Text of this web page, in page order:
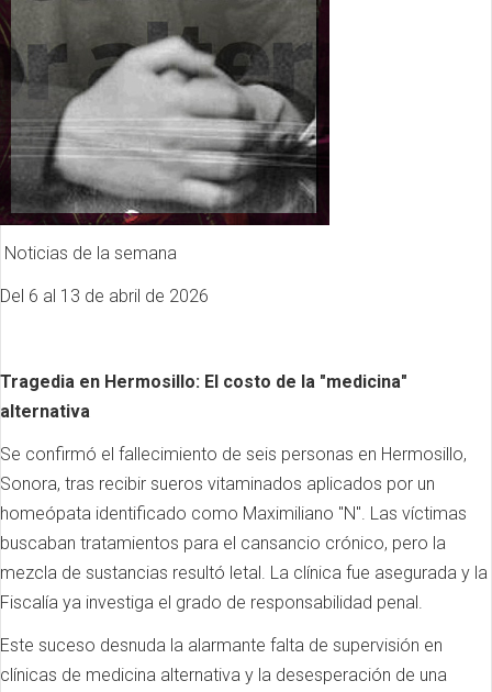
Noticias de la semana
Del 6 al 13 de abril de 2026
Tragedia en Hermosillo: El costo de la "medicina"
alternativa
Se confirmó el fallecimiento de seis personas en Hermosillo,
Sonora, tras recibir sueros vitaminados aplicados por un
homeópata identificado como Maximiliano "N". Las víctimas
buscaban tratamientos para el cansancio crónico, pero la
mezcla de sustancias resultó letal. La clínica fue asegurada y la
Fiscalía ya investiga el grado de responsabilidad penal.
Este suceso desnuda la alarmante falta de supervisión en
clínicas de medicina alternativa y la desesperación de una